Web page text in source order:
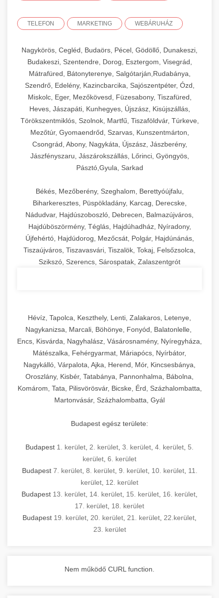
TELEFON MARKETING WEBÁRUHÁZ
Nagykörös, Cegléd, Budaörs, Pécel, Gödöllő, Dunakeszi,
Budakeszi, Szentendre, Dorog, Esztergom, Visegrád,
Mátrafüred, Bátonyterenye, Salgótarján,Rudabánya,
Szendrő, Edelény, Kazincbarcika, Sajószentpéter, Ózd,
Miskolc, Eger, Mezőkövesd, Füzesabony, Tiszafüred,
Heves, Jászapáti, Kunhegyes, Újszász, Kisújszállás,
Törökszentmiklós, Szolnok, Martfű, Tiszaföldvár, Túrkeve,
Mezőtúr, Gyomaendrőd, Szarvas, Kunszentmárton,
Csongrád, Abony, Nagykáta, Újszász, Jászberény,
Jászfényszaru, Jászárokszállás, Lőrinci, Gyöngyös,
Pásztó,Gyula, Sarkad
Békés, Mezőberény, Szeghalom, Berettyóújfalu,
Biharkeresztes, Püspökladány, Karcag, Derecske,
Nádudvar, Hajdúszoboszló, Debrecen, Balmazújváros,
Hajdúböszörmény, Téglás, Hajdúhadház, Nyíradony,
Újfehértó, Hajdúdorog, Mezőcsát, Polgár, Hajdúnánás,
Tiszaújváros, Tiszavasvári, Tiszalök, Tokaj, Felsőzsolca,
Szikszó, Szerencs, Sárospatak, Zalaszentgrót
Hévíz, Tapolca, Keszthely, Lenti, Zalakaros, Letenye,
Nagykanizsa, Marcali, Böhönye, Fonyód, Balatonlelle,
Encs, Kisvárda, Nagyhalász, Vásárosnamény, Nyíregyháza,
Mátészalka, Fehérgyarmat, Máriapócs, Nyírbátor,
Nagykálló, Várpalota, Ajka, Herend, Mór, Kincsesbánya,
Oroszlány, Kisbér, Tatabánya, Pannonhalma, Bábolna,
Komárom, Tata, Pilisvörösvár, Bicske, Érd, Százhalombatta,
Martonvásár, Százhalombatta, Gyál
Budapest egész területe:
Budapest 1. kerület 2. kerület 3. kerület 4. kerület 5.
kerület 6. kerület
Budapest 7. kerület, 8. kerület, 9. kerület, 10. kerület, 11.
kerület 12. kerület
Budapest 13. kerület 14. kerület 15. kerület 16. kerület
17. kerület 18. kerület
Budapest 19. kerület 20. kerület 21. kerület 22.kerület
23. kerület
Nem működő CURL function.